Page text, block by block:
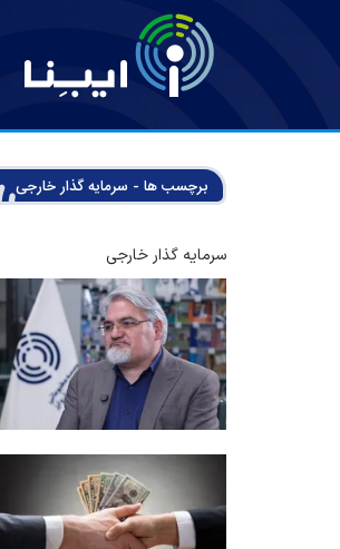
برچسب ها - سرمایه گذار خارجی
سرمایه گذار خارجی